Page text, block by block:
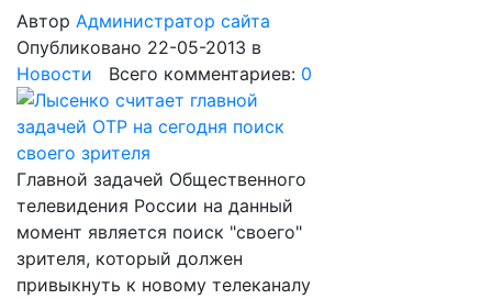
Автор Администратор сайта
Опубликовано 22-05-2013 в
Новости Всего комментариев: 0
Главной задачей Общественного
телевидения России на данный
момент является поиск "своего"
зрителя, который должен
привыкнуть к новому телеканалу